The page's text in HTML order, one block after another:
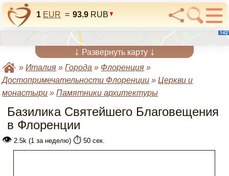
1 EUR = 93.9 RUB
↓ Развернуть карту ↓
»Италия »Города » Флоренция »
Достопримечательности Флоренции »Церкви и
монастыри »Памятники архитектуры
Базилика Святейшего Благовещения
в Флоренции
👁 2.5k (1 за неделю) ⏱️ 50 сек.